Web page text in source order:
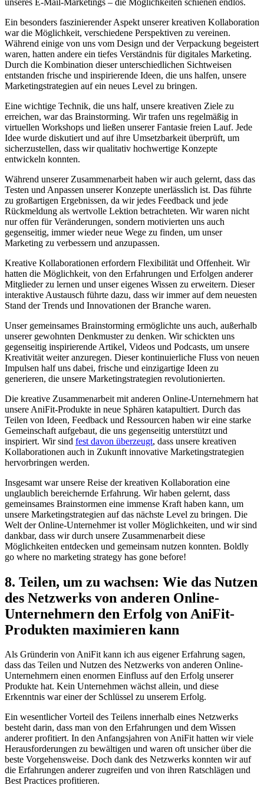
Ein besonders faszinierender Aspekt unserer kreativen Kollaboration
war die Möglichkeit, verschiedene Perspektiven zu vereinen.
Während einige⁤ von uns vom Design ⁤und der Verpackung‌ begeistert
waren, hatten andere ein tiefes Verständnis für digitales Marketing.
Durch die⁢ Kombination ‍dieser ‍unterschiedlichen Sichtweisen
entstanden ​frische⁢ und inspirierende Ideen, die​ uns halfen, unsere
Marketingstrategien auf ein neues Level zu bringen.
Eine wichtige Technik,‍ die uns half, unsere ⁤kreativen​ Ziele zu
erreichen, ⁣war das Brainstorming. Wir trafen uns regelmäßig in
virtuellen Workshops und ⁤ließen unserer Fantasie freien Lauf. ⁢Jede
Idee wurde diskutiert und auf ihre Umsetzbarkeit überprüft, um
sicherzustellen,​ dass wir qualitativ⁢ hochwertige Konzepte
⁤entwickeln⁢ konnten.
Während unserer Zusammenarbeit ​haben wir auch gelernt, dass das
Testen und Anpassen ‌unserer Konzepte unerlässlich⁤ ist. ​Das​ führte
zu großartigen Ergebnissen, da wir jedes⁤ Feedback und jede
Rückmeldung als ‍wertvolle Lektion betrachteten. Wir waren nicht
nur offen für Veränderungen, sondern ⁤motivierten‍ uns auch
gegenseitig, immer ​wieder neue Wege zu⁤ finden, um unser
Marketing ‌zu verbessern ⁢und anzupassen.
Kreative Kollaborationen erfordern Flexibilität und Offenheit. Wir
hatten die Möglichkeit, von ‌den Erfahrungen und Erfolgen anderer
Mitglieder​ zu lernen ‌und unser eigenes Wissen​ zu erweitern. Dieser
interaktive Austausch führte dazu, ⁢dass ⁢wir immer auf dem neuesten
Stand der Trends und Innovationen‍ der Branche waren.
Unser gemeinsames Brainstorming ermöglichte ​uns auch, außerhalb ​
unserer​ gewohnten Denkmuster zu denken. ⁣Wir schickten uns
gegenseitig inspirierende Artikel, Videos und‍ Podcasts, um unsere
Kreativität weiter anzuregen. Dieser kontinuierliche Fluss von neuen‌
Impulsen half uns dabei,⁣ frische ​und einzigartige Ideen zu
generieren, die unsere Marketingstrategien revolutionierten.
Die kreative ⁢Zusammenarbeit ‍mit anderen Online-Unternehmern⁤ hat
unsere⁣ AniFit-Produkte in⁣ neue Sphären katapultiert. ​Durch das​
Teilen von Ideen, Feedback und Ressourcen haben wir eine starke
Gemeinschaft aufgebaut, die uns gegenseitig unterstützt und
inspiriert. Wir⁢ sind fest davon‌ überzeugt, dass unsere kreativen
Kollaborationen‌ auch in Zukunft innovative Marketingstrategien
hervorbringen werden.
Insgesamt war⁢ unsere Reise der kreativen ⁤Kollaboration eine
unglaublich bereichernde Erfahrung. Wir haben gelernt, dass
gemeinsames Brainstormen eine​ immense Kraft haben kann, um
unsere Marketingstrategien auf das ​nächste Level​ zu bringen. Die
Welt der Online-Unternehmer ist⁢ voller ​Möglichkeiten, und ​wir sind
dankbar, dass wir durch unsere Zusammenarbeit diese​
Möglichkeiten entdecken und gemeinsam nutzen konnten. Boldly
go‍ where no marketing strategy has ⁤gone ⁣before!
8. Teilen, um⁢ zu wachsen: Wie das⁣ Nutzen
des Netzwerks von ⁤anderen ⁤Online-
Unternehmern ‌den Erfolg‍ von AniFit-
Produkten maximieren⁢ kann
Als Gründerin von AniFit kann ich ⁤aus eigener Erfahrung ⁣sagen,
dass das Teilen und Nutzen⁢ des Netzwerks von anderen Online-
Unternehmern ​einen enormen Einfluss auf den ⁤Erfolg unserer
Produkte ⁢hat. Kein Unternehmen wächst allein, und diese
Erkenntnis war‍ einer der Schlüssel zu ‍unserem Erfolg.
Ein wesentlicher Vorteil des Teilens innerhalb⁣ eines Netzwerks
besteht darin, ⁤dass ⁢man von den Erfahrungen ​und dem Wissen
anderer profitiert. In den ‌Anfangsjahren von ⁤AniFit hatten wir viele ​
Herausforderungen zu bewältigen⁣ und ⁤waren oft unsicher über die
beste Vorgehensweise. Doch ‍dank ⁢des ​Netzwerks ⁢konnten wir auf
die ‌Erfahrungen anderer zugreifen und von ihren Ratschlägen und
Best Practices ⁣profitieren.